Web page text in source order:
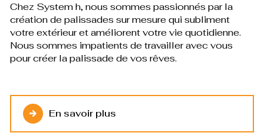
Chez System h, nous sommes passionnés par la
création de palissades sur mesure qui subliment
votre extérieur et améliorent votre vie quotidienne.
Nous sommes impatients de travailler avec vous
pour créer la palissade de vos rêves.
En savoir plus